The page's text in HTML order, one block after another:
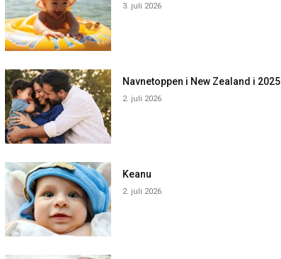
3. juli 2026
Navnetoppen i New Zealand i 2025
2. juli 2026
Keanu
2. juli 2026